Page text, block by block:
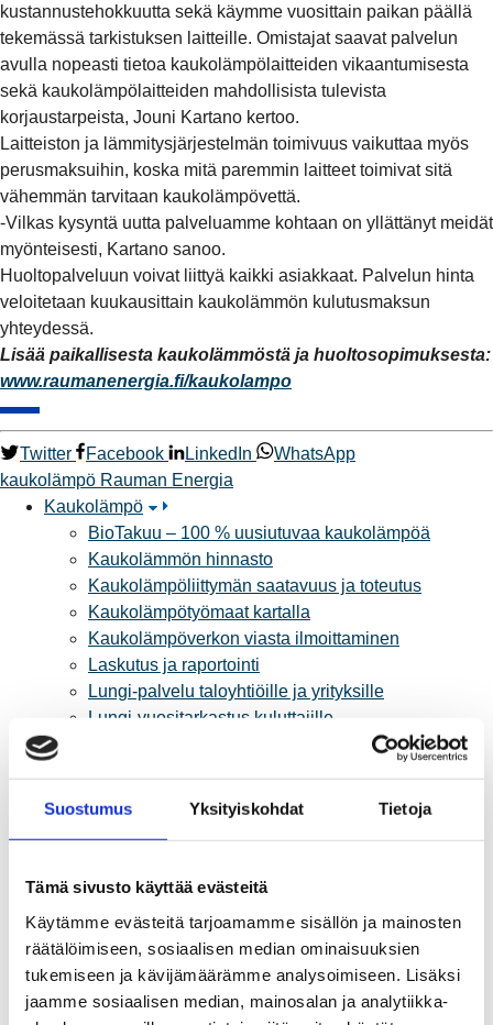
Suostumus Yksityiskohdat Tietoja
Tämä sivusto käyttää evästeitä
Käytämme evästeitä tarjoamamme sisällön ja mainosten
räätälöimiseen, sosiaalisen median ominaisuuksien
tukemiseen ja kävijämäärämme analysoimiseen. Lisäksi
jaamme sosiaalisen median, mainosalan ja analytiikka-
kustannustehokkuutta sekä käymme vuosittain paikan päällä
tekemässä tarkistuksen laitteille. Omistajat saavat palvelun
avulla nopeasti tietoa kaukolämpölaitteiden vikaantumisesta
sekä kaukolämpölaitteiden mahdollisista tulevista
korjaustarpeista, Jouni Kartano kertoo.
Laitteiston ja lämmitysjärjestelmän toimivuus vaikuttaa myös
perusmaksuihin, koska mitä paremmin laitteet toimivat sitä
vähemmän tarvitaan kaukolämpövettä.
-Vilkas kysyntä uutta palveluamme kohtaan on yllättänyt meidät
myönteisesti, Kartano sanoo.
Huoltopalveluun voivat liittyä kaikki asiakkaat. Palvelun hinta
veloitetaan kuukausittain kaukolämmön kulutusmaksun
yhteydessä.
Lisää paikallisesta kaukolämmöstä ja huoltosopimuksesta:
www.raumanenergia.fi/kaukolampo
Twitter Facebook LinkedIn
WhatsApp
kaukolämpö Rauman Energia
Kaukolämpö
BioTakuu – 100 % uusiutuvaa kaukolämpöä
Kaukolämmön hinnasto
Kaukolämpöliittymän saatavuus ja toteutus
Kaukolämpötyömaat kartalla
Kaukolämpöverkon viasta ilmoittaminen
Laskutus ja raportointi
Lungi-palvelu taloyhtiöille ja yrityksille
Lungi-vuositarkastus kuluttajille
Matalalämpöiseen kaukolämpöön siirtyminen
Tietoa urakoitsijoille
Kaapelinäyttö ja puunkaatoapu
Säävarma sähköverkko
Sähköliittymät
Sähkön mittaus ja raportointi
Sähkönkulutuksen ohjaus kiinteistössä